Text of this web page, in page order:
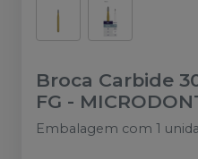
Broca Carbide
FG -
Embalagem com 1